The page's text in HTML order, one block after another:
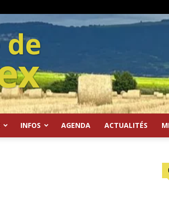
INFOS AGENDA ACTUALITÉS